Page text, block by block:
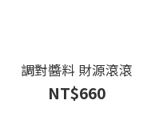
調對醬料 財源滾滾
NT$660